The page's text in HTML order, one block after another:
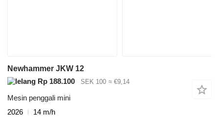
Newhammer JKW 12
Rp 188.100
SEK 100 ≈ €9,14
Mesin penggali mini
2026
14 m/h